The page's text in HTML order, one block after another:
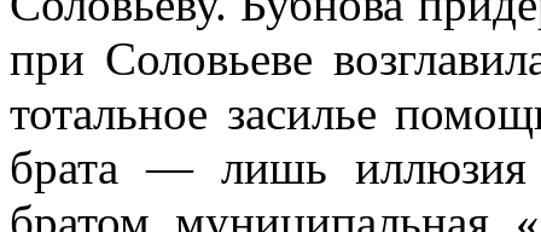
при Соловьеве
тотальное засилье
брата — лишь иллюзия
братом муниципальная